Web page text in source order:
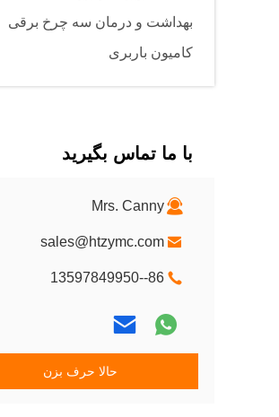
بهداشت و درمان سه چرخ برقی
کامیون باربری
با ما تماس بگیرید
Mrs. Canny
sales@htzymc.com
86--13597849950
حالا حرف بزن